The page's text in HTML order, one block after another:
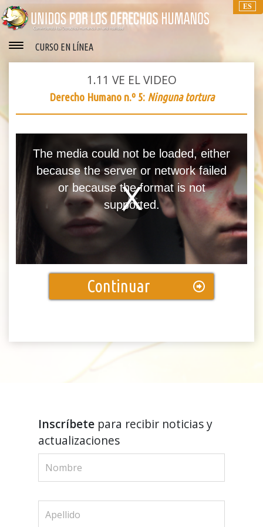
ES
CURSO EN LÍNEA
1.11 VE EL VIDEO
Derecho Humano n.º 5: Ninguna tortura
Play
Video
modal
window.
The media could not be loaded, either
because the server or network failed
or because the format is not
supported.
Continuar
Inscríbetepara recibir noticias y
actualizaciones